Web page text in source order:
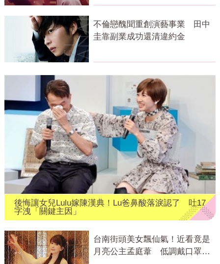
不倫戀醜聞重創演藝事業 田中
圭靠副業成功還清違約金
後悔讓女兒Lulu嫁陳漢典！Lu爸鼻酸落淚認了 吐17
字洩「關鍵主因」
台南街頭美女飄仙氣！近看竟是
月亮公主孟庭葦 低調戴口罩逛